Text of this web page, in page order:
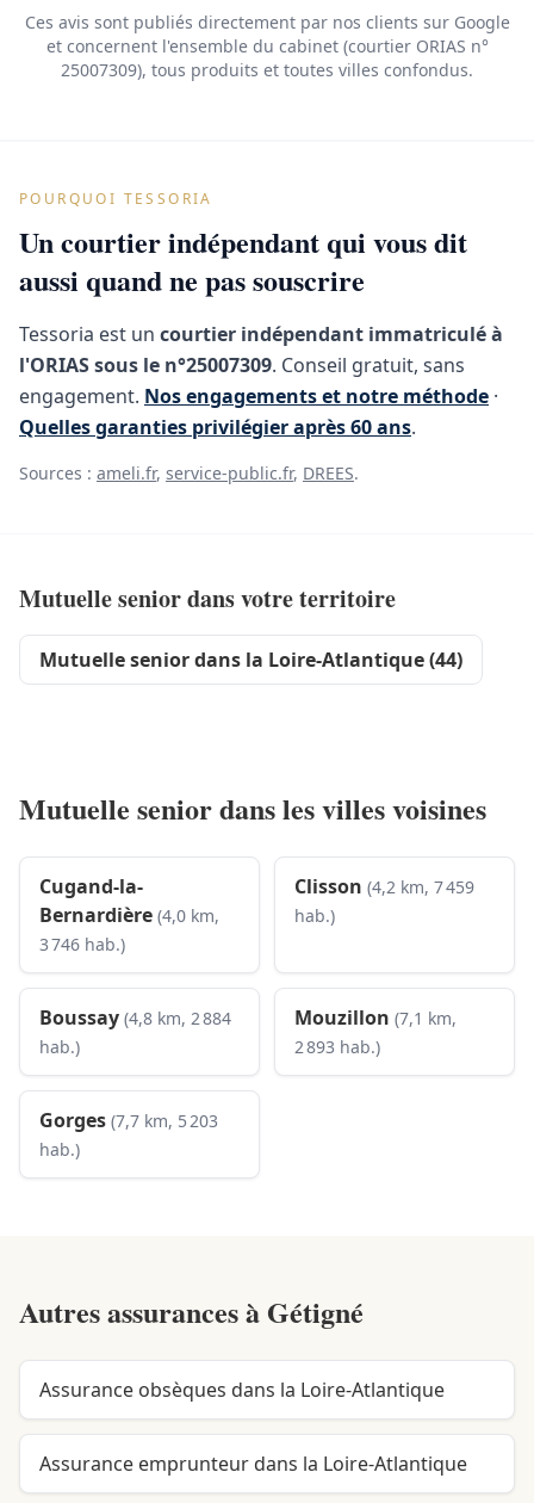
Ces avis sont publiés directement par nos clients sur Google
et concernent l'ensemble du cabinet (courtier ORIAS n°
25007309), tous produits et toutes villes confondus.
POURQUOI TESSORIA
Un courtier indépendant qui vous dit
aussi quand ne pas souscrire
Tessoria est un courtier indépendant immatriculé à
l'ORIAS sous le n°25007309. Conseil gratuit, sans
engagement. Nos engagements et notre méthode ·
Quelles garanties privilégier après 60 ans.
Sources : ameli.fr, service-public.fr, DREES.
Mutuelle senior dans votre territoire
Mutuelle senior dans la Loire-Atlantique (44)
Mutuelle senior dans les villes voisines
Cugand-la-
Bernardière (4,0 km,
3 746 hab.)
Clisson (4,2 km, 7 459
hab.)
Boussay (4,8 km, 2 884
hab.)
Mouzillon (7,1 km,
2 893 hab.)
Gorges (7,7 km, 5 203
hab.)
Autres assurances à Gétigné
Assurance obsèques dans la Loire-Atlantique
Assurance emprunteur dans la Loire-Atlantique